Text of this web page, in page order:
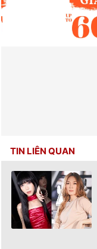
TIN LIÊN QUAN